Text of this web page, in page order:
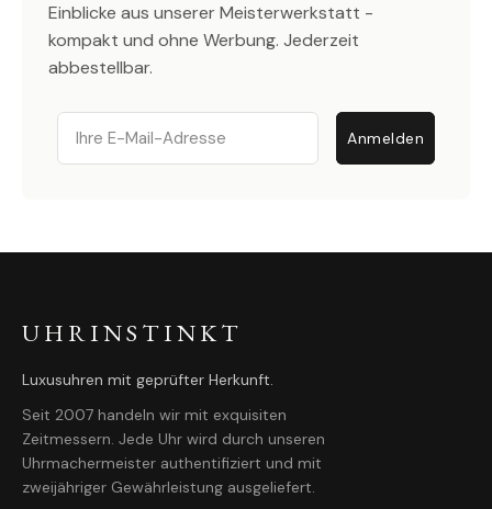
Einblicke aus unserer Meisterwerkstatt -
kompakt und ohne Werbung. Jederzeit
abbestellbar.
Email
Anmelden
UHRINSTINKT
Luxusuhren mit geprüfter Herkunft.
Seit 2007 handeln wir mit exquisiten
Zeitmessern. Jede Uhr wird durch unseren
Uhrmachermeister authentifiziert und mit
zweijähriger Gewährleistung ausgeliefert.